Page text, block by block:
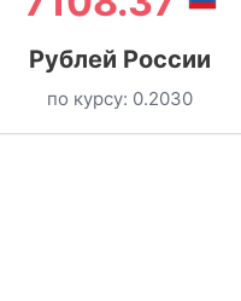
Рублей России
по курсу: 0.2030